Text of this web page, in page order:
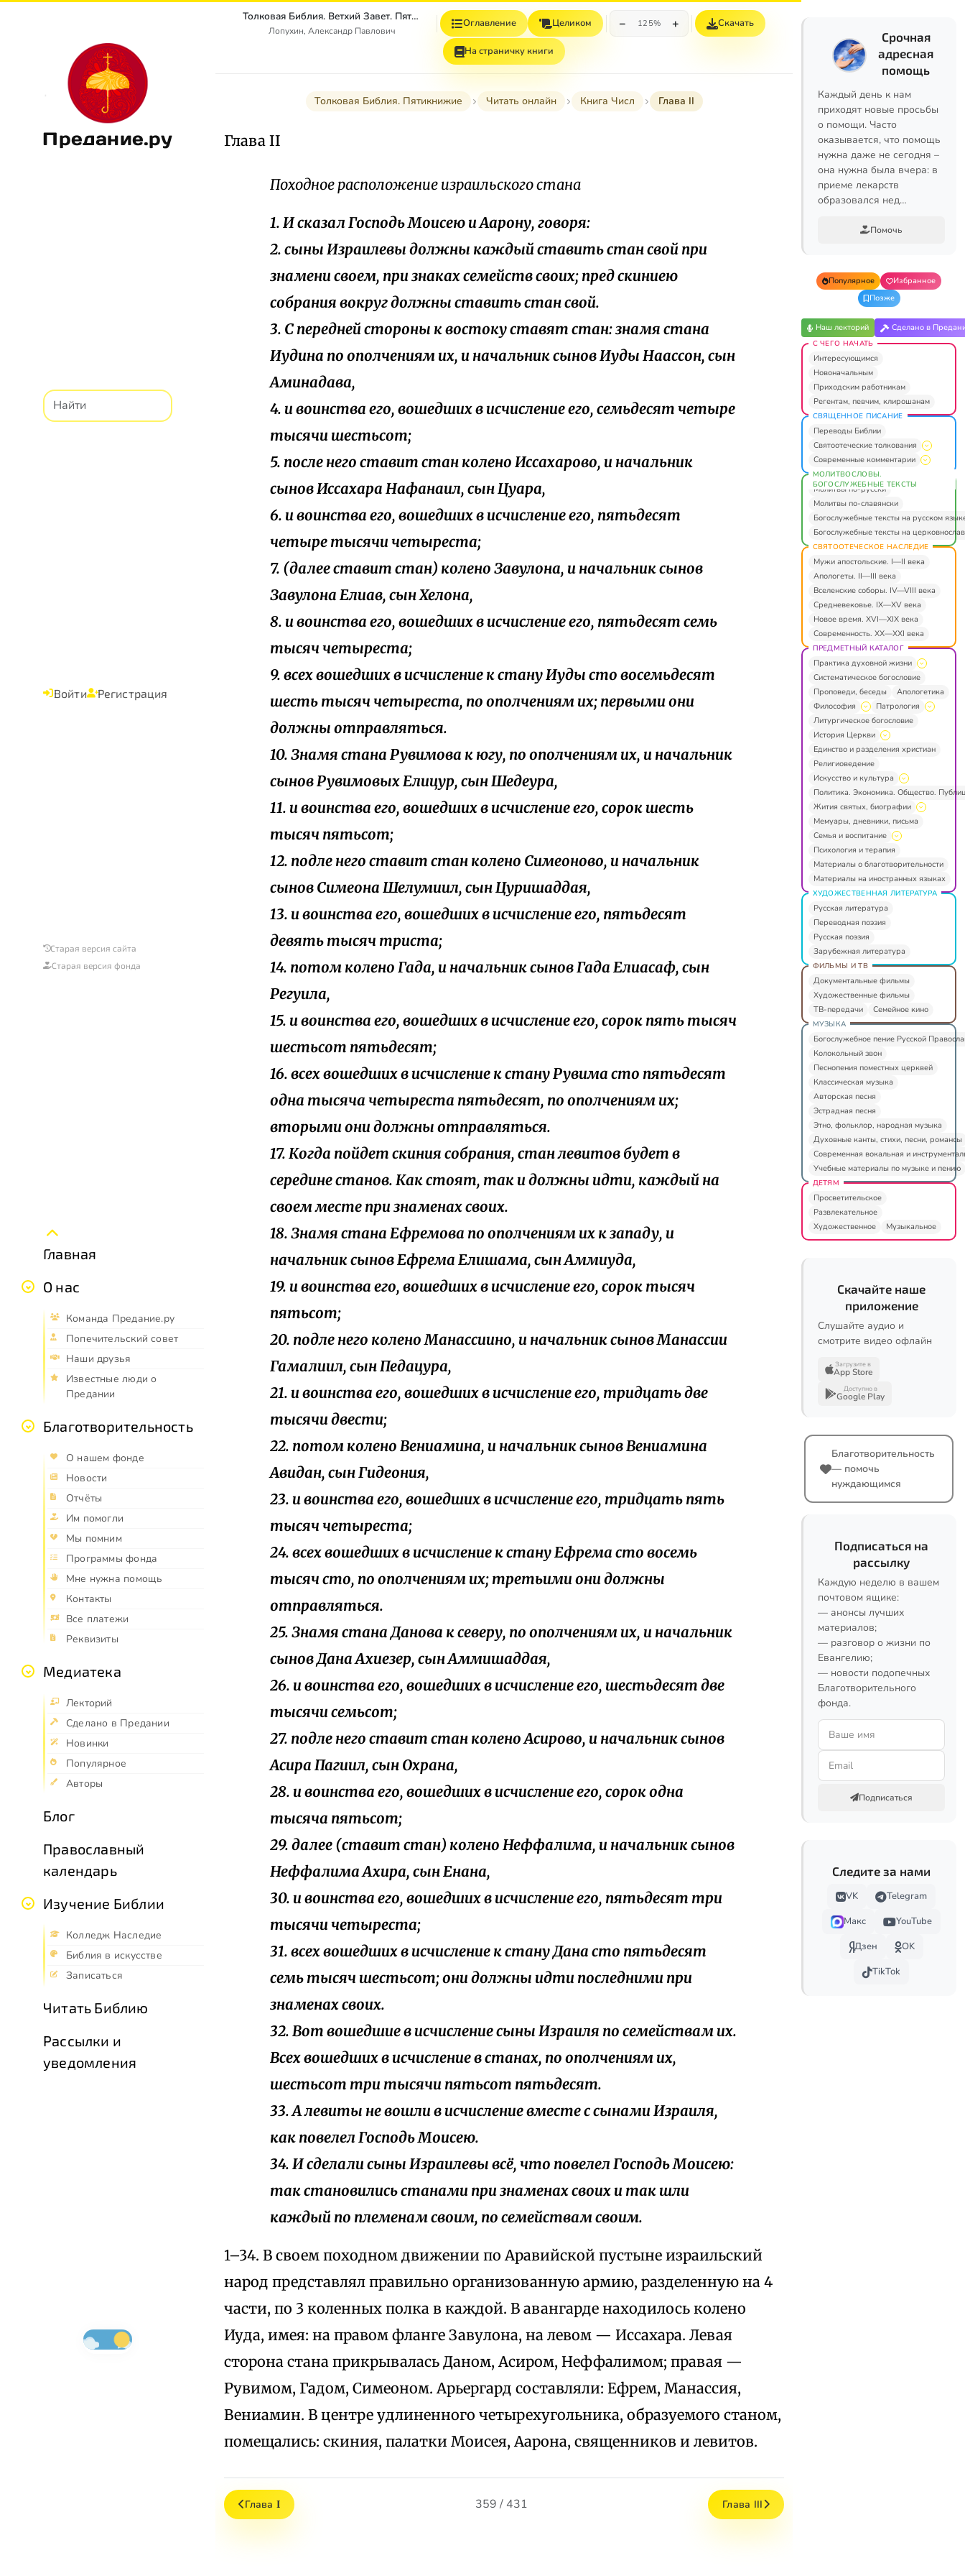
Предание.ру
Войти Регистрация
Старая версия сайта
Старая версия фонда
Главная
О нас
Команда Предание.ру
Попечительский совет
Наши друзья
Известные люди о
Предании
Благотворительность
О нашем фонде
Новости
Отчёты
Им помогли
Мы помним
Программы фонда
Мне нужна помощь
Контакты
Все платежи
Реквизиты
Медиатека
Лекторий
Сделано в Предании
Новинки
Популярное
Авторы
Блог
Православный
календарь
Изучение Библии
Колледж Наследие
Библия в искусстве
Записаться
Читать Библию
Рассылки и
уведомления
Толковая Библия. Ветхий Завет. Пятикнижие.
Лопухин, Александр Павлович
Оглавление Целиком − 125% + Скачать
На страничку книги
Толковая Библия. Пятикнижие Читать онлайн Книга Числ Глава II
Глава II
Походное расположение израильского стана
1. И сказал Господь Моисею и Аарону, говоря:
2. сыны Израилевы должны каждый ставить стан свой при
знамени своем, при знаках семейств своих; пред скиниею
собрания вокруг должны ставить стан свой.
3. С передней стороны к востоку ставят стан: знамя стана
Иудина по ополчениям их, и начальник сынов Иуды Наассон, сын
Аминадава,
4. и воинства его, вошедших в исчисление его, семьдесят четыре
тысячи шестьсот;
5. после него ставит стан колено Иссахарово, и начальник
сынов Иссахара Нафанаил, сын Цуара,
6. и воинства его, вошедших в исчисление его, пятьдесят
четыре тысячи четыреста;
7. (далее ставит стан) колено Завулона, и начальник сынов
Завулона Елиав, сын Хелона,
8. и воинства его, вошедших в исчисление его, пятьдесят семь
тысяч четыреста;
9. всех вошедших в исчисление к стану Иуды сто восемьдесят
шесть тысяч четыреста, по ополчениям их; первыми они
должны отправляться.
10. Знамя стана Рувимова к югу, по ополчениям их, и начальник
сынов Рувимовых Елицур, сын Шедеура,
11. и воинства его, вошедших в исчисление его, сорок шесть
тысяч пятьсот;
12. подле него ставит стан колено Симеоново, и начальник
сынов Симеона Шелумиил, сын Цуришаддая,
13. и воинства его, вошедших в исчисление его, пятьдесят
девять тысяч триста;
14. потом колено Гада, и начальник сынов Гада Елиасаф, сын
Регуила,
15. и воинства его, вошедших в исчисление его, сорок пять тысяч
шестьсот пятьдесят;
16. всех вошедших в исчисление к стану Рувима сто пятьдесят
одна тысяча четыреста пятьдесят, по ополчениям их;
вторыми они должны отправляться.
17. Когда пойдет скиния собрания, стан левитов будет в
середине станов. Как стоят, так и должны идти, каждый на
своем месте при знаменах своих.
18. Знамя стана Ефремова по ополчениям их к западу, и
начальник сынов Ефрема Елишама, сын Аммиуда,
19. и воинства его, вошедших в исчисление его, сорок тысяч
пятьсот;
20. подле него колено Манассиино, и начальник сынов Манассии
Гамалиил, сын Педацура,
21. и воинства его, вошедших в исчисление его, тридцать две
тысячи двести;
22. потом колено Вениамина, и начальник сынов Вениамина
Авидан, сын Гидеония,
23. и воинства его, вошедших в исчисление его, тридцать пять
тысяч четыреста;
24. всех вошедших в исчисление к стану Ефрема сто восемь
тысяч сто, по ополчениям их; третьими они должны
отправляться.
25. Знамя стана Данова к северу, по ополчениям их, и начальник
сынов Дана Ахиезер, сын Аммишаддая,
26. и воинства его, вошедших в исчисление его, шестьдесят две
тысячи семьсот;
27. подле него ставит стан колено Асирово, и начальник сынов
Асира Пагиил, сын Охрана,
28. и воинства его, вошедших в исчисление его, сорок одна
тысяча пятьсот;
29. далее (ставит стан) колено Неффалима, и начальник сынов
Неффалима Ахира, сын Енана,
30. и воинства его, вошедших в исчисление его, пятьдесят три
тысячи четыреста;
31. всех вошедших в исчисление к стану Дана сто пятьдесят
семь тысяч шестьсот; они должны идти последними при
знаменах своих.
32. Вот вошедшие в исчисление сыны Израиля по семействам их.
Всех вошедших в исчисление в станах, по ополчениям их,
шестьсот три тысячи пятьсот пятьдесят.
33. А левиты не вошли в исчисление вместе с сынами Израиля,
как повелел Господь Моисею.
34. И сделали сыны Израилевы всё, что повелел Господь Моисею:
так становились станами при знаменах своих и так шли
каждый по племенам своим, по семействам своим.
1–34. В своем походном движении по Аравийской пустыне израильский
народ представлял правильно организованную армию, разделенную на 4
части, по 3 коленных полка в каждой. В авангарде находилось колено
Иуда, имея: на правом фланге Завулона, на левом — Иссахара. Левая
сторона стана прикрывалась Даном, Асиром, Неффалимом; правая —
Рувимом, Гадом, Симеоном. Арьергард составляли: Ефрем, Манассия,
Вениамин. В центре удлиненного четырехугольника, образуемого станом,
помещались: скиния, палатки Моисея, Аарона, священников и левитов.
Глава Ι 359 / 431 Глава III
Срочная
адресная
помощь
Каждый день к нам
приходят новые просьбы
о помощи. Часто
оказывается, что помощь
нужна даже не сегодня –
она нужна была вчера: в
приеме лекарств
образовался нед…
Помочь
Популярное
Избранное
Позже
Наш лекторий Сделано в
С ЧЕГО НАЧАТЬ
Интересующимся
Новоначальным
Приходским работникам
Регентам, певчим, клирошанам
СВЯЩЕННОЕ ПИСАНИЕ
Переводы Библии
Святоотеческие толкования
Современные комментарии
МОЛИТВОСЛОВЫ.
БОГОСЛУЖЕБНЫЕ ТЕКСТЫ
Молитвы по-русски
Молитвы по-славянски
Богослужебные тексты на русском
Богослужебные тексты на
СВЯТООТЕЧЕСКОЕ НАСЛЕДИЕ
Мужи апостольские. I—II века
Апологеты. II—III века
Вселенские соборы. IV—VIII века
Средневековье. IX—XV века
Новое время. XVI—XIX века
Современность. XX—XXI века
ПРЕДМЕТНЫЙ КАТАЛОГ
Практика духовной жизни
Систематическое богословие
Проповеди, беседы
Апологетика
Философия
Патрология
Литургическое богословие
История Церкви
Единство и разделения христиан
Религиоведение
Искусство и культура
Политика. Экономика. Общество.
Жития святых, биографии
Мемуары, дневники, письма
Семья и воспитание
Психология и терапия
Материалы о благотворительности
Материалы на иностранных языках
ХУДОЖЕСТВЕННАЯ ЛИТЕРАТУРА
Русская литература
Переводная поэзия
Русская поэзия
Зарубежная литература
ФИЛЬМЫ И ТВ
Документальные фильмы
Художественные фильмы
ТВ-передачи
Семейное кино
МУЗЫКА
Богослужебное пение Русской
Колокольный звон
Песнопения поместных церквей
Классическая музыка
Авторская песня
Эстрадная песня
Этно, фольклор, народная музыка
Духовные канты, стихи, песни, романсы
Современная вокальная и
Учебные материалы по музыке и пению
ДЕТЯМ
Просветительское
Развлекательное
Художественное
Музыкальное
Скачайте наше
приложение
Слушайте аудио и
смотрите видео офлайн
Загрузите в
App Store
Доступно в
Google Play
Благотворительность
— помочь
нуждающимся
Подписаться на
рассылку
Каждую неделю в вашем
почтовом ящике:
— анонсы лучших
материалов;
— разговор о жизни по
Евангелию;
— новости подопечных
Благотворительного
фонда.
Подписаться
Следите за нами
VK
Telegram
Макс
YouTube
Дзен
OK
TikTok